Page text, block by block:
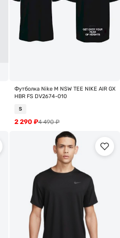
Футболка Nike M NSW TEE NIKE AIR GX
HBR FS DV2674-010
S
4 490₽
2 290 ₽